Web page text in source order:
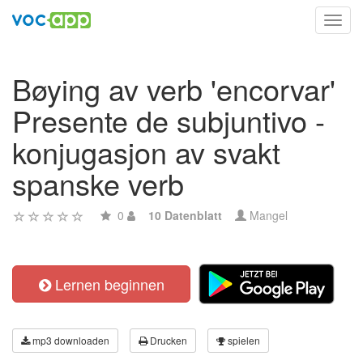
Bøying av verb 'encorvar'
Presente de subjuntivo -
konjugasjon av svakt
spanske verb
0 10 Datenblatt Mangel
Lernen beginnen
mp3 downloaden Drucken spielen